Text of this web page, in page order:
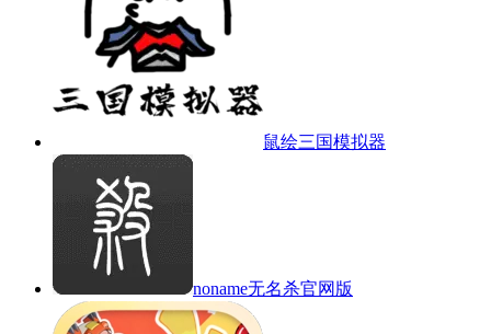
鼠绘三国模拟器
noname无名杀官网版